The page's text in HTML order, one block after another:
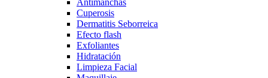
Antimanchas
Cuperosis
Dermatitis Seborreica
Efecto flash
Exfoliantes
Hidratación
Limpieza Facial